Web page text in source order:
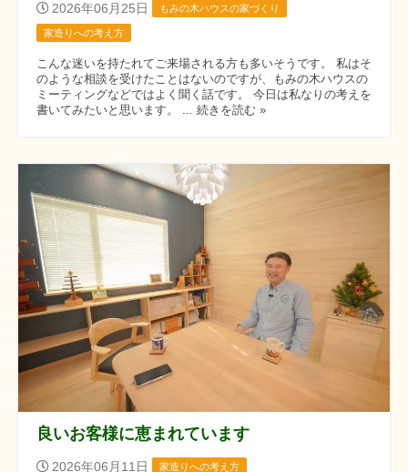
2026年06月25日 もみの木ハウスの家づくり
家造りへの考え方
こんな迷いを持たれてご来場される方も多いそうです。 私はそ
のような相談を受けたことはないのですが、もみの木ハウスの
ミーティングなどではよく聞く話です。 今日は私なりの考えを
書いてみたいと思います。 ... 続きを読む »
良いお客様に恵まれています
2026年06月11日 家造りへの考え方